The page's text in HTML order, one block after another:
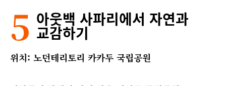
5 아웃백 사파리에서 자연과
교감하기
위치: 노던테리토리 카카두 국립공원